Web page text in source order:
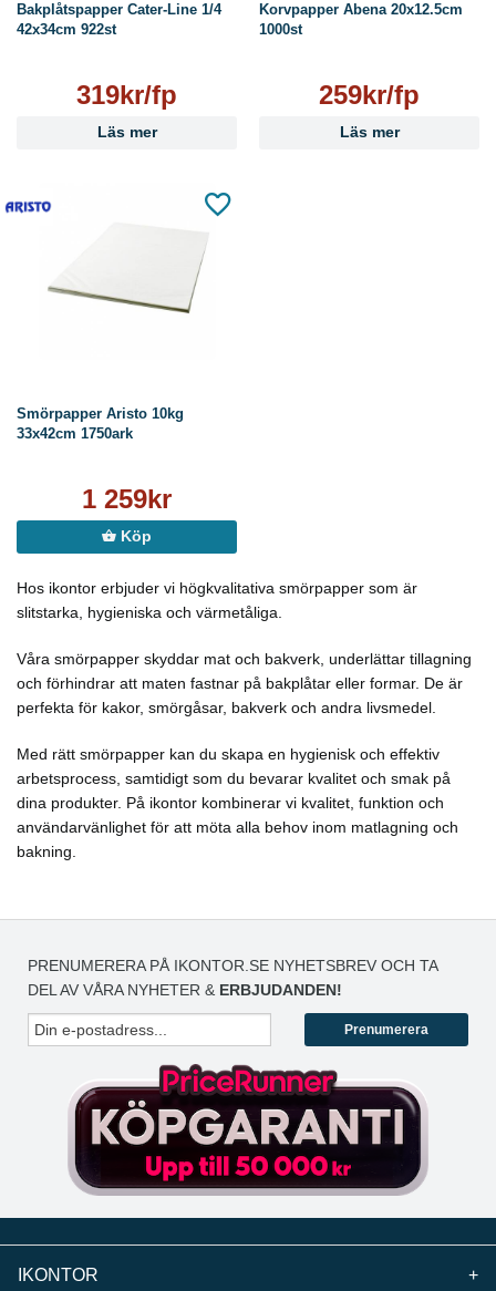
Bakplåtspapper Cater-Line 1/4
42x34cm 922st
319kr/fp
Läs mer
Korvpapper Abena 20x12.5cm
1000st
259kr/fp
Läs mer
Smörpapper Aristo 10kg
33x42cm 1750ark
1 259kr
Köp
Hos ikontor erbjuder vi högkvalitativa smörpapper som är
slitstarka, hygieniska och värmetåliga.
Våra smörpapper skyddar mat och bakverk, underlättar tillagning
och förhindrar att maten fastnar på bakplåtar eller formar. De är
perfekta för kakor, smörgåsar, bakverk och andra livsmedel.
Med rätt smörpapper kan du skapa en hygienisk och effektiv
arbetsprocess, samtidigt som du bevarar kvalitet och smak på
dina produkter. På ikontor kombinerar vi kvalitet, funktion och
användarvänlighet för att möta alla behov inom matlagning och
bakning.
PRENUMERERA PÅ IKONTOR.SE NYHETSBREV OCH TA
DEL AV VÅRA NYHETER & ERBJUDANDEN!
Prenumerera
IKONTOR +